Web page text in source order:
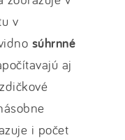
v
súhrnné
aj
i počet